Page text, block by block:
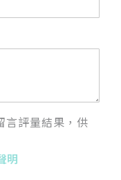
言評量結果，供
明